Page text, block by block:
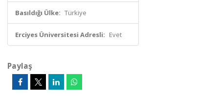
Basıldığı Ülke: Türkiye
Erciyes Üniversitesi Adresli: Evet
Paylaş